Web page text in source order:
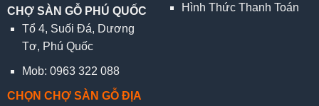
CHỢ SÀN GỖ PHÚ QUỐC
Tổ 4, Suối Đá, Dương
Tơ, Phú Quốc
Mob: 0963 322 088
CHỌN CHỢ SÀN GỖ ĐỊA
Hình Thức Thanh Toán